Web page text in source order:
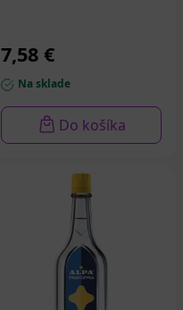
7,58 €
Na sklade
Do košíka